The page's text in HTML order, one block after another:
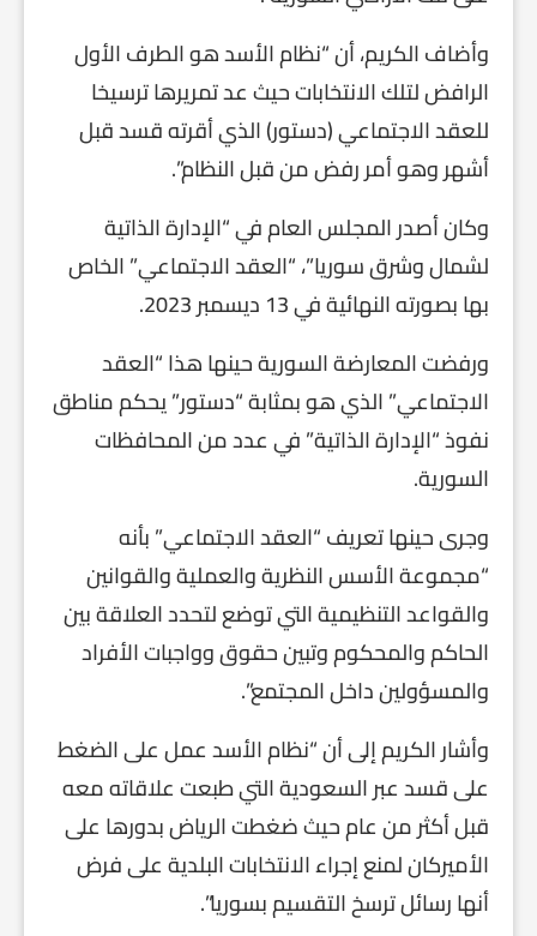
وأضاف الكريم، أن “نظام الأسد هو الطرف الأول
الرافض لتلك الانتخابات حيث عد تمريرها ترسيخا
للعقد الاجتماعي (دستور) الذي أقرته قسد قبل
أشهر وهو أمر رفض من قبل النظام”.
وكان أصدر المجلس العام في “الإدارة الذاتية
لشمال وشرق سوريا”، “العقد الاجتماعي” الخاص
بها بصورته النهائية في 13 ديسمبر 2023.
ورفضت المعارضة السورية حينها هذا “العقد
الاجتماعي” الذي هو بمثابة “دستور” يحكم مناطق
نفوذ “الإدارة الذاتية” في عدد من المحافظات
السورية.
وجرى حينها تعريف “العقد الاجتماعي” بأنه
“مجموعة الأسس النظرية والعملية والقوانين
والقواعد التنظيمية التي توضع لتحدد العلاقة بين
الحاكم والمحكوم وتبين حقوق وواجبات الأفراد
والمسؤولين داخل المجتمع”.
وأشار الكريم إلى أن “نظام الأسد عمل على الضغط
على قسد عبر السعودية التي طبعت علاقاته معه
قبل أكثر من عام حيث ضغطت الرياض بدورها على
الأميركان لمنع إجراء الانتخابات البلدية على فرض
أنها رسائل ترسخ التقسيم بسوريا”.